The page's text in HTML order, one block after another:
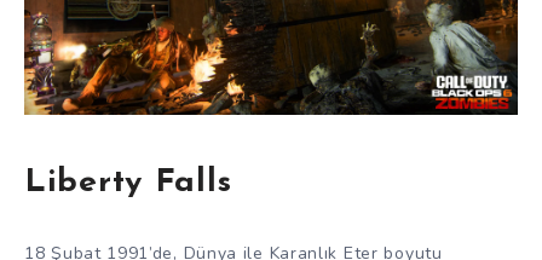
Liberty Falls
18 Şubat 1991’de, Dünya ile Karanlık Eter boyutu